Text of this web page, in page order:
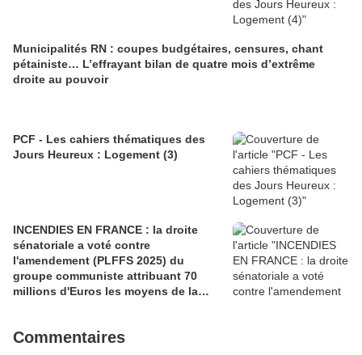
Municipalités RN : coupes budgétaires, censures, chant
pétainiste… L’effrayant bilan de quatre mois d’extrême
droite au pouvoir
PCF - Les cahiers thématiques des
Jours Heureux : Logement (3)
INCENDIES EN FRANCE : la droite
sénatoriale a voté contre
l'amendement (PLFFS 2025) du
groupe communiste attribuant 70
millions d'Euros les moyens de la
Commentaires